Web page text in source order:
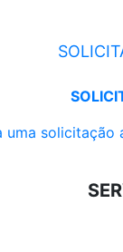
uma solicitação